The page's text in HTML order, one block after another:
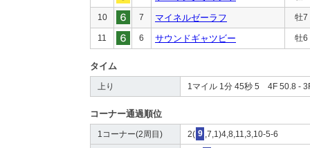
10 7 マイネルゼーラフ 牡7
11 6 サウンドギャツビー 牡6
タイム
上り 1マイル 1分 45秒 5 4F 50.8 -
コーナー通過順位
1コーナー(2周目) 2( 9 ,7,1)4,8,11,3,10-5-6